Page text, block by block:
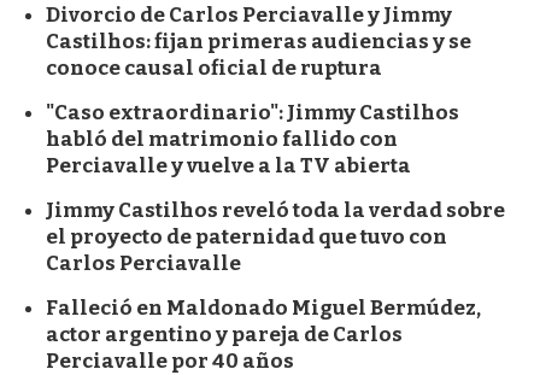
Divorcio de Carlos Perciavalle y Jimmy
Castilhos: fijan primeras audiencias y se
conoce causal oficial de ruptura
"Caso extraordinario": Jimmy Castilhos
habló del matrimonio fallido con
Perciavalle y vuelve a la TV abierta
Jimmy Castilhos reveló toda la verdad sobre
el proyecto de paternidad que tuvo con
Carlos Perciavalle
Falleció en Maldonado Miguel Bermúdez,
actor argentino y pareja de Carlos
Perciavalle por 40 años